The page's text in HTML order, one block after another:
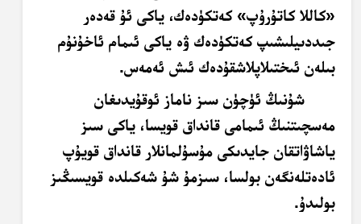
«كاللا كاتۇرۇپ» كەتكۈدەك، ياكى ئۇ قەدەر
جىددىيلىشىپ كەتكۈدەك ۋە ياكى ئىمام ئاخۇنۇم
بىلەن ئىختىلاپلاشقۇدەك ئىش ئەمەس.
شۇنىڭ ئۈچۈن سىز ناماز ئوقۇيدىغان
مەسچىتنىڭ ئىمامى قانداق قويسا، ياكى سىز
ياشاۋاتقان جايدىكى مۇسۇلمانلار قانداق قويۇپ
ئادەتلەنگەن بولسا، سىزمۇ شۇ شەكىلدە قويسىڭىز
بولىدۇ.